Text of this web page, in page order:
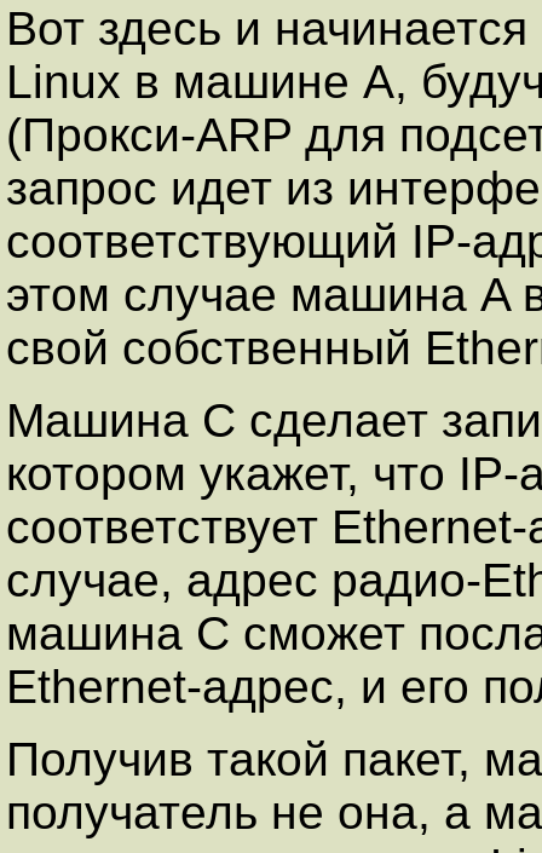
Вот здесь и
Linux в машине A,
(Прокси-ARP для
запрос идет из
соответствующий IP-
этом случае машина A
свой собственный
Машина C сделает
котором укажет, что
соответствует
случае, адрес радио-
машина C сможет
Ethernet-адрес, и его
Получив такой пакет,
получатель не она, а